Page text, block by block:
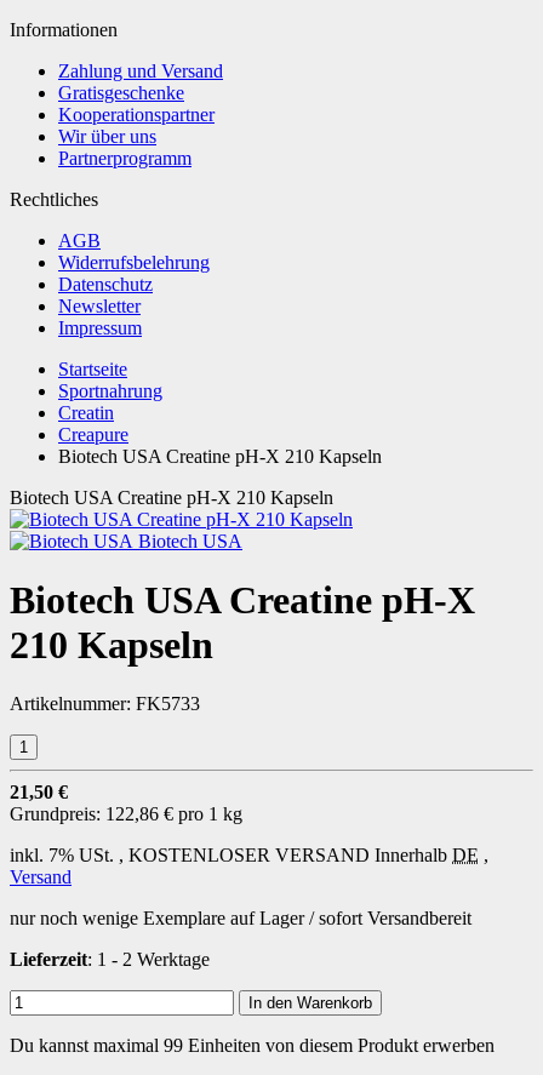
Informationen
Zahlung und Versand
Gratisgeschenke
Kooperationspartner
Wir über uns
Partnerprogramm
Rechtliches
AGB
Widerrufsbelehrung
Datenschutz
Newsletter
Impressum
Startseite
Sportnahrung
Creatin
Creapure
Biotech USA Creatine pH-X 210 Kapseln
Biotech USA Creatine pH-X 210 Kapseln
Biotech USA
Biotech USA Creatine pH-X
210 Kapseln
Artikelnummer: FK5733
21,50 €
Grundpreis: 122,86 € pro 1 kg
inkl. 7% USt. , KOSTENLOSER VERSAND Innerhalb DE ,
Versand
nur noch wenige Exemplare auf Lager / sofort Versandbereit
Lieferzeit: 1 - 2 Werktage
In den Warenkorb
Du kannst maximal 99 Einheiten von diesem Produkt erwerben